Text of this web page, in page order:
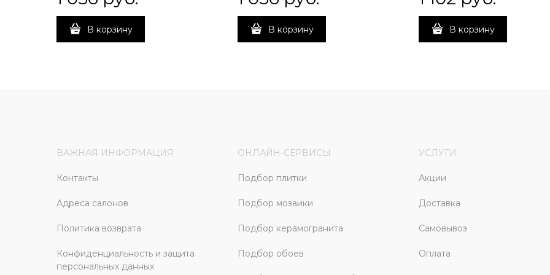
В корзину В корзину В корзину
ВАЖНАЯ ИНФОРМАЦИЯ
Контакты
Адреса салонов
Политика возврата
Конфиденциальность и защита
персональных данных
ОНЛАЙН-СЕРВИСЫ
Подбор плитки
Подбор мозаики
Подбор керамогранита
Подбор обоев
УСЛУГИ
Акции
Доставка
Самовывоз
Оплата